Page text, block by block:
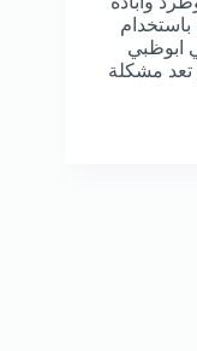
ابوظبي
تعد مشكلة